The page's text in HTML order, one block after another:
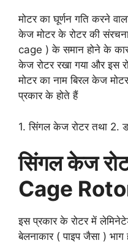
मोटर का घूर्णन गति करने
केज मोटर के रोटर की
cage ) के समान होने के
केज रोटर रखा गया और इस
मोटर का नाम बिरल केज
प्रकार के होते हैं
1. सिंगल केज रोटर तथा 2.
सिंगल केज
Cage
इस प्रकार के रोटर में
बेलनाकार ( पाइप जैसा )